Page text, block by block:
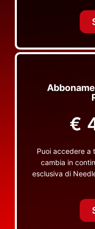
TV non
€
Puoi accedere a
cambia in
esclusiva di
TV non